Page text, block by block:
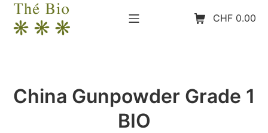
Aller
Menu mobilePanier d’achat
CHF 0.00
China Gunpowder Grade 1
BIO